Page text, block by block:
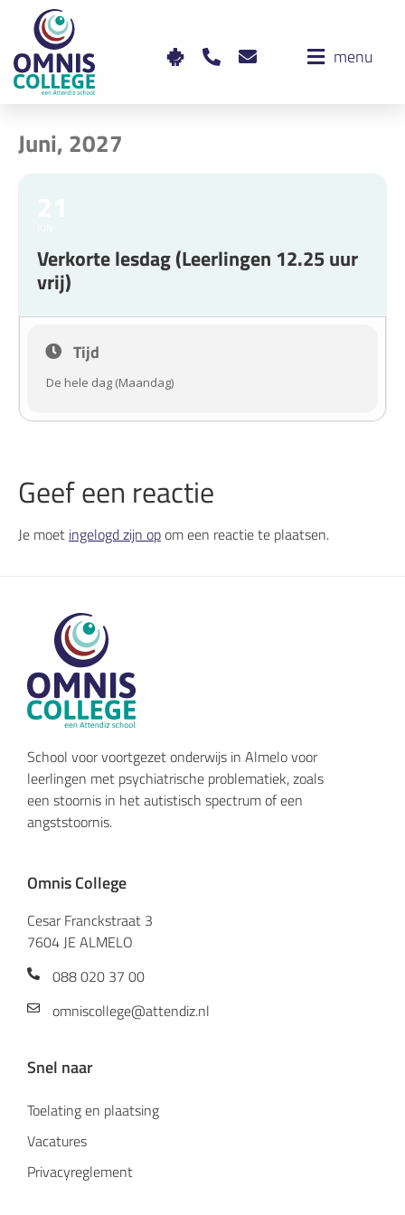
menu
Juni, 2027
Verkorte lesdag (Leerlingen 12.25 uur
vrij)
Tijd
De hele dag (Maandag)
Geef een reactie
Je moet ingelogd zijn opom een reactie te plaatsen.
School voor voortgezet onderwijs in Almelo voor
leerlingen met psychiatrische problematiek, zoals
een stoornis in het autistisch spectrum of een
angststoornis.
Omnis College
Cesar Franckstraat 3
7604 JE ALMELO
088 020 37 00
omniscollege@attendiz.nl
Snel naar
Toelating en plaatsing
Vacatures
Privacyreglement